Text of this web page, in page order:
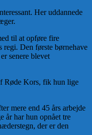
Her uddannede
til at opføre fire
regi. Den første børnehave
senere blevet
Røde Kors, fik hun lige
mere end 45 års arbejde
år har hun opnået tre
der er den